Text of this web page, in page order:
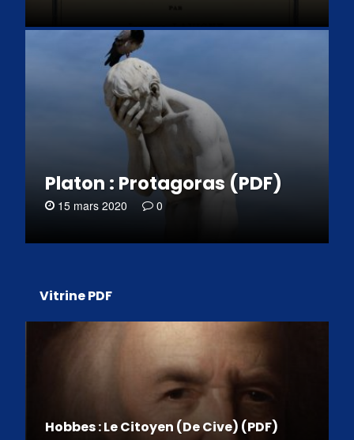
Platon : Protagoras (PDF)
15 mars 2020 0
Vitrine PDF
Hobbes : Le Citoyen (De Cive) (PDF)